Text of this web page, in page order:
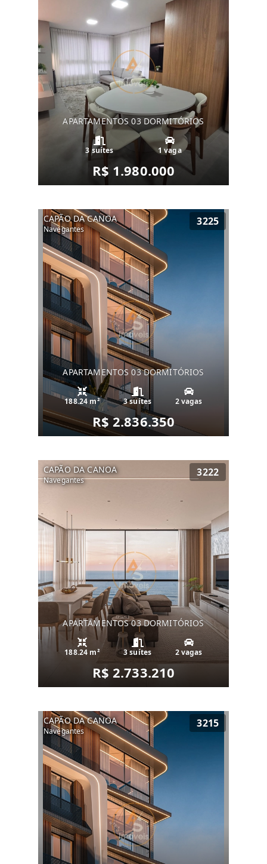
APARTAMENTOS 03 DORMITÓRIOS
3 suítes 1 vaga
R$ 1.980.000
CAPÃO DA CANOA
Navegantes
3225
APARTAMENTOS 03 DORMITÓRIOS
188.24 m² 3 suítes 2 vagas
R$ 2.836.350
CAPÃO DA CANOA
Navegantes
3222
APARTAMENTOS 03 DORMITÓRIOS
188.24 m² 3 suítes 2 vagas
R$ 2.733.210
CAPÃO DA CANOA
Navegantes
3215